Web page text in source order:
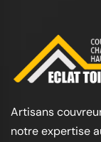
Artisans
notre expertise